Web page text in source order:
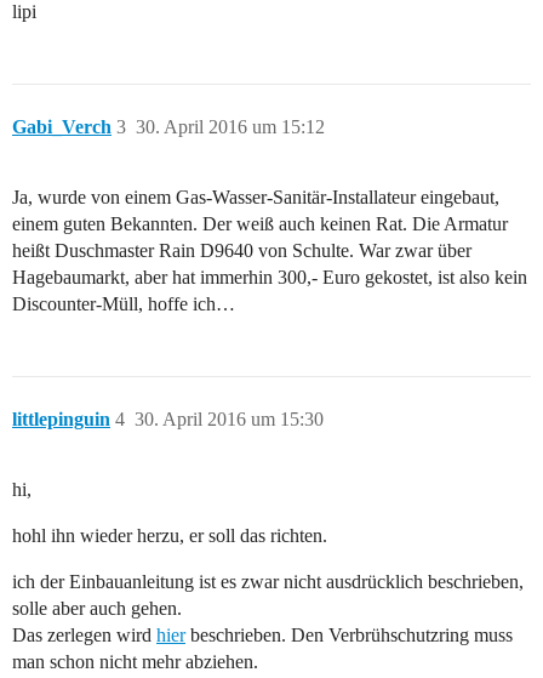
lipi
Gabi_Verch 30. April 2016 um 15:12
3
Ja, wurde von einem Gas-Wasser-Sanitär-Installateur eingebaut,
einem guten Bekannten. Der weiß auch keinen Rat. Die Armatur
heißt Duschmaster Rain D9640 von Schulte. War zwar über
Hagebaumarkt, aber hat immerhin 300,- Euro gekostet, ist also kein
Discounter-Müll, hoffe ich…
littlepinguin 30. April 2016 um 15:30
4
hi,
hohl ihn wieder herzu, er soll das richten.
ich der Einbauanleitung ist es zwar nicht ausdrücklich beschrieben,
solle aber auch gehen.
Das zerlegen wird hierbeschrieben. Den Verbrühschutzring muss
man schon nicht mehr abziehen.